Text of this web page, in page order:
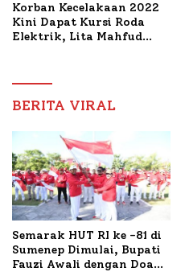
Korban Kecelakaan 2022
Kini Dapat Kursi Roda
Elektrik, Lita Mahfud
Nabil
BERITA VIRAL
Semarak HUT RI ke -81 di
Sumenep Dimulai, Bupati
Fauzi Awali dengan Doa